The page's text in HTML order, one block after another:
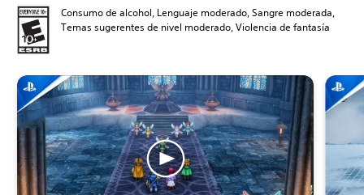
Consumo de alcohol, Lenguaje moderado, Sangre moderada,
Temas sugerentes de nivel moderado, Violencia de fantasía